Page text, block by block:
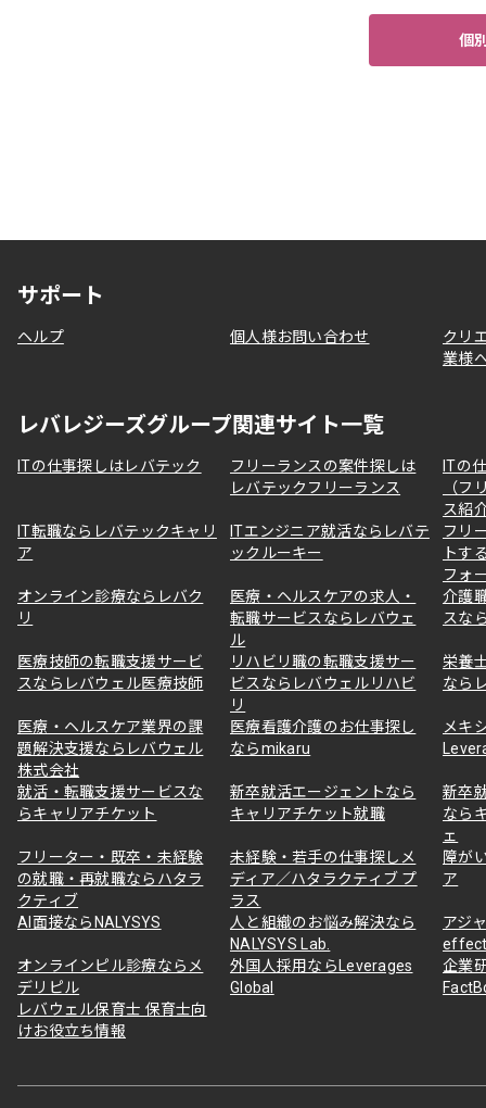
個
サポート
ヘルプ 個人様お問い合わせ
クリ
業様
レバレジーズグループ関連サイト一覧
ITの仕事探しはレバテック
フリーランスの案件探しは
レバテックフリーランス
ITの
（フ
ス紹
IT転職ならレバテックキャリ
ア
ITエンジニア就活ならレバテ
ックルーキー
フリ
トす
フォ
オンライン診療ならレバク
リ
医療・ヘルスケアの求人・
転職サービスならレバウェ
ル
介護
スな
医療技師の転職支援サービ
スならレバウェル医療技師
リハビリ職の転職支援サー
ビスならレバウェルリハビ
リ
栄養
なら
医療・ヘルスケア業界の課
題解決支援ならレバウェル
株式会社
医療看護介護のお仕事探し
ならmikaru
メキ
就活・転職支援サービスな
らキャリアチケット
新卒就活エージェントなら
キャリアチケット就職
新卒
なら
ェ
フリーター・既卒・未経験
の就職・再就職ならハタラ
クティブ
未経験・若手の仕事探しメ
ディア／ハタラクティブ プ
ラス
障が
ア
AI面接ならNALYSYS
人と組織のお悩み解決なら
NALYSYS Lab.
アジ
オンラインピル診療ならメ
デリピル
外国人採用ならLeverages
Global
企業
レバウェル保育士 保育士向
けお役立ち情報